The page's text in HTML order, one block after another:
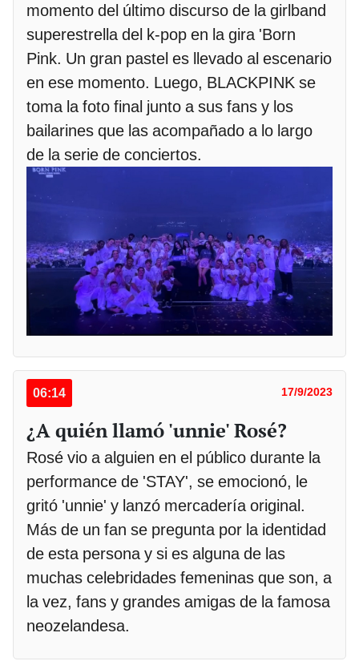
momento del último discurso de la girlband
superestrella del k-pop en la gira 'Born
Pink. Un gran pastel es llevado al escenario
en ese momento. Luego, BLACKPINK se
toma la foto final junto a sus fans y los
bailarines que las acompañado a lo largo
de la serie de conciertos.
06:14 17/9/2023
¿A quién llamó 'unnie' Rosé?
Rosé vio a alguien en el público durante la
performance de 'STAY', se emocionó, le
gritó 'unnie' y lanzó mercadería original.
Más de un fan se pregunta por la identidad
de esta persona y si es alguna de las
muchas celebridades femeninas que son, a
la vez, fans y grandes amigas de la famosa
neozelandesa.